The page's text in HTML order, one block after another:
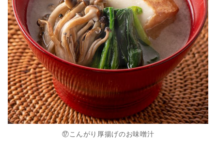
⑰こんがり厚揚げのお味噌汁